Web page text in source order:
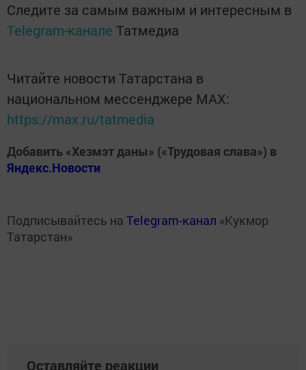
Следите за самым важным и интересным в
Telegram-канале Татмедиа
Читайте новости Татарстана в
национальном мессенджере MАХ:
https://max.ru/tatmedia
Добавить «Хезмэт даны» («Трудовая слава») в
Яндекс.Новости
Подписывайтесь на Telegram-канал «Кукмор
Татарстан»
Оставляйте реакции